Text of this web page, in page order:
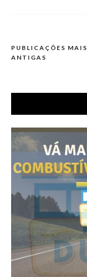
Navegação
PUBLICAÇÕES MAIS
ANTIGAS